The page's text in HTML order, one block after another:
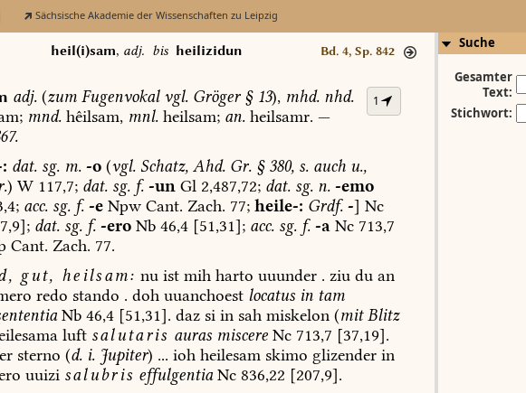
Sächsische Akademie der Wissenschaften zu Leipzig
heil(i)sam, adj. bis heilizidun Bd. 4, Sp. 842
1
adj. (zum Fugenvokalvgl. Gröger§13), mhd. nhd.
mnd.hêilsam, mnl.heilsam; an.heilsamr. —
dat.sg.m. -o(vgl.Schatz,Ahd.Gr.§380,s. auchu.,
) W117,7; dat.sg.f. -unGl2,487,72; dat.sg.n. -emo
acc.sg.f. -eNpwCant. Zach. 77; heile-: Grdf. -] Nc
dat.sg.f. -ero Nb46,4[51,31]; acc.sg.f. -aNc713,7
Cant. Zach. 77.
gut, heilsam: nuistmihharto uuunder . ziuduan
redo stando . dohuuanchoest locatusintam
Nb 46,4 [51,31]. daz si in sah miskelon (mitBlitz
luft salutaris aurasmiscereNc713,7 [37,19].
sterno (d.i. Jupiter) ... iohheilesamskimo glizenderin
uuizi salubris effulgentiaNc 836,22 [207,9].
Suche
Gesamter
Text:
Stichwort: